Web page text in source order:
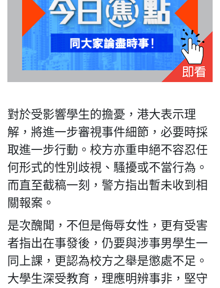
私
政
策
及
免
責
聲
明
©
2018
Silent
Majority
For
HK.
對於受影響學生的擔憂，港大表示理
解，將進一步審視事件細節，必要時採
取進一步行動。校方亦重申絕不容忍任
何形式的性別歧視、騷擾或不當行為。
而直至截稿一刻，警方指出暫未收到相
關報案。
是次醜聞，不但是侮辱女性，更有受害
者指出在事發後，仍要與涉事男學生一
同上課，更認為校方之舉是懲處不足。
大學生深受教育，理應明辨事非，堅守